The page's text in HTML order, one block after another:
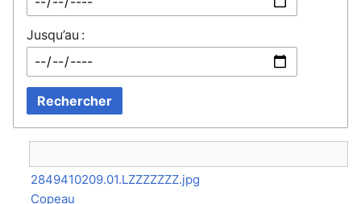
Jusqu’au :
Rechercher
2849410209.01.LZZZZZZZ.jpg
Copeau